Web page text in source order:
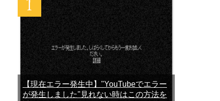
【現在エラー発生中】"YouTubeでエラー
が発生しました"見れない時はこの方法を